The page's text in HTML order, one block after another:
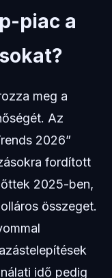
piac a
meg a
Az
2026”
fordított
2025-ben,
összeget.
idő pedig